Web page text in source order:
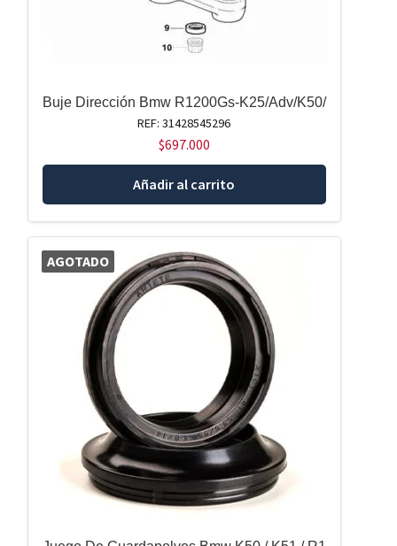
Buje Dirección Bmw R1200Gs-K25/Adv/K50/
REF: 31428545296
$697.000
Añadir al carrito
AGOTADO